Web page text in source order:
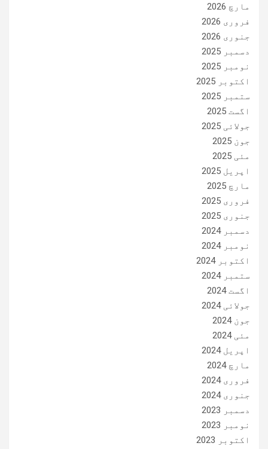
مارچ 2026
فروری 2026
جنوری 2026
دسمبر 2025
نومبر 2025
اکتوبر 2025
ستمبر 2025
اگست 2025
جولائی 2025
جون 2025
مئی 2025
اپریل 2025
مارچ 2025
فروری 2025
جنوری 2025
دسمبر 2024
نومبر 2024
اکتوبر 2024
ستمبر 2024
اگست 2024
جولائی 2024
جون 2024
مئی 2024
اپریل 2024
مارچ 2024
فروری 2024
جنوری 2024
دسمبر 2023
نومبر 2023
اکتوبر 2023